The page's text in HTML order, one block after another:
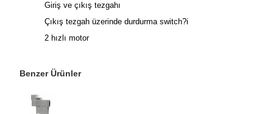
Giriş ve çıkış tezgahı
Çıkış tezgah üzerinde durdurma switch?i
2 hızlı motor
Benzer Ürünler